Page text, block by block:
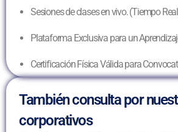
Sesiones de clases en vivo. (Tiempo
Plataforma Exclusiva para un
Certificación Física Válida para
También consulta por
corporativos